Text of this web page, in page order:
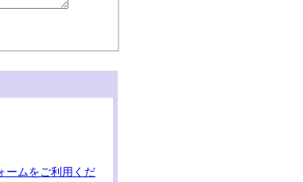
ムをご利用くだ